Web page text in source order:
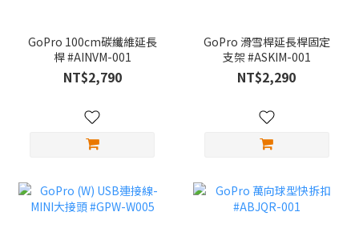
GoPro 100cm碳纖維延長
桿 #AINVM-001
NT$2,790
GoPro 滑雪桿延長桿固定
支架 #ASKIM-001
NT$2,290